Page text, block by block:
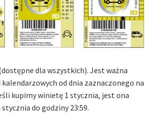
dla wszystkich). Jest ważna
kalendarzowych od dnia zaznaczonego na
kupimy winietę 1 stycznia, jest ona
stycznia do godziny 23:59.